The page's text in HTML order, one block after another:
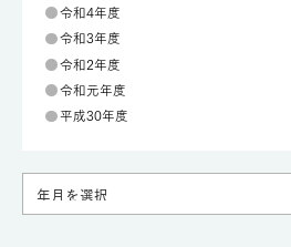
令和4年度
令和3年度
令和2年度
令和元年度
平成30年度